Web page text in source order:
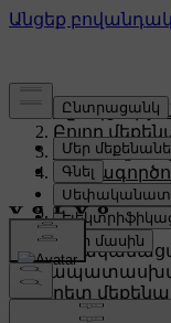
Բոլոր
XC60 Plug-in
Технические
Этикетки
կոնկրետ